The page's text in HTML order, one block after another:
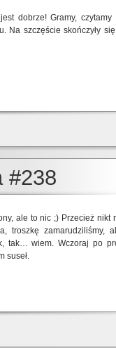
dobrze! Gramy,
Na szczęście skończyły
#238
ale to nic ;) Przecież nikt
troszkę zamarudziliśmy,
tak… wiem. Wczoraj po
suseł.